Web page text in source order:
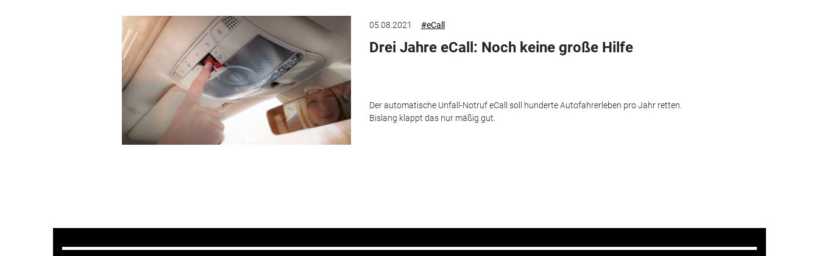
05.08.2021 #eCall
Drei Jahre eCall: Noch keine große Hilfe
Der automatische Unfall-Notruf eCall soll hunderte Autofahrerleben pro Jahr retten.
Bislang klappt das nur mäßig gut.